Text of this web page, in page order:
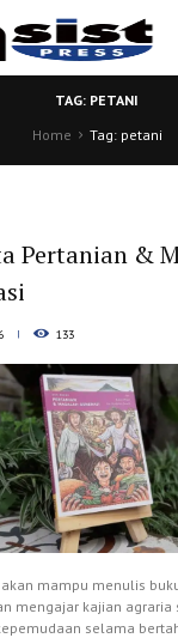
TAG: PETANI
Home
Tag: petani
Pertanian &
133
mampu menulis
mengajar kajian agraria
selama